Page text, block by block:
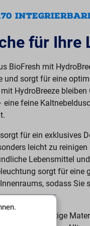
für Ihre
BioFresh mit
und sorgt für eine
HydroBreeze bleiben
feine
für ein exklusives
leicht zu
Lebensmittel
sorgt für eine
sodass Sie
und hochwertige